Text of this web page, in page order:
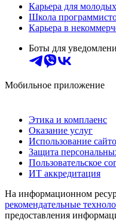
Карьера для
Школа
Карьера в
Боты для
Мобильное приложение
Этика и комплаенс
Оказание услуг
Использование
Защита
Пользовательское
ИТ аккредитация
На информационном
рекомендательные
предоставления